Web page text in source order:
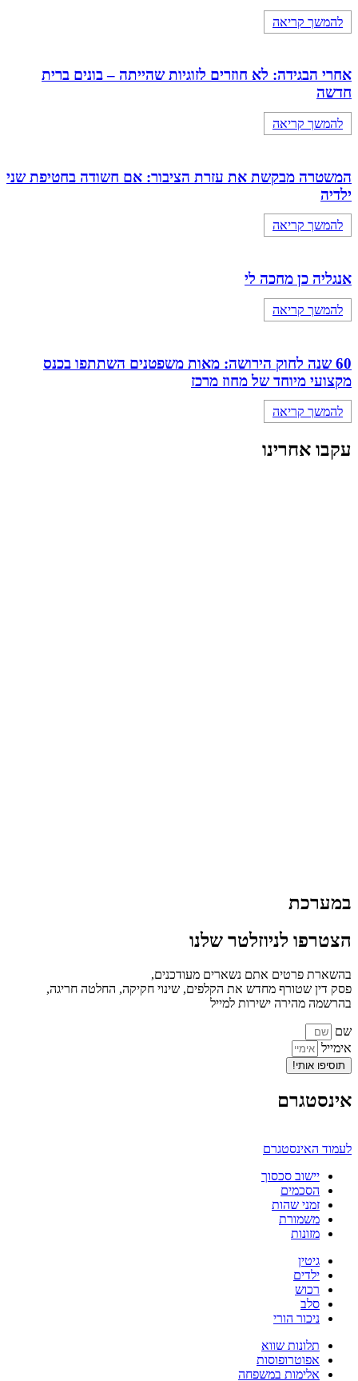
להמשך קריאה
אחרי הבגידה: לא חוזרים לזוגיות שהייתה – בונים ברית
חדשה
להמשך קריאה
המשטרה מבקשת את עזרת הציבור: אם חשודה בחטיפת שני
ילדיה
להמשך קריאה
אנגליה כן מחכה לי
להמשך קריאה
60 שנה לחוק הירושה: מאות משפטנים השתתפו בכנס
מקצועי מיוחד של מחוז מרכז
להמשך קריאה
עקבו אחרינו
במערכת
הצטרפו לניוזלטר שלנו
בהשארת פרטים אתם נשארים מעודכנים,
פסק דין שטורף מחדש את הקלפים, שינוי חקיקה, החלטה חריגה,
בהרשמה מהירה ישירות למייל
שם
אימייל
תוסיפו אותי!
אינסטגרם
לעמוד האינסטגרם
יישוב סכסוך
הסכמים
זמני שהות
משמורת
מזונות
גיטין
ילדים
רכוש
סלב
ניכור הורי
תלונות שווא
אפוטרופוסות
אלימות במשפחה